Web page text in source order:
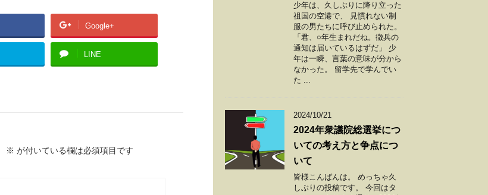
Google+
LINE
※ が付いている欄は必須項目です
少年は、久しぶりに降り立った
祖国の空港で、 見慣れない制
服の男たちに呼び止められた。
「君、○年生まれだね。徴兵の
通知は届いているはずだ」 少
年は一瞬、言葉の意味が分から
なかった。 留学先で学んでい
た ...
2024/10/21
2024年衆議院総選挙につ
いての考え方と争点につ
いて
皆様こんばんは。 めっちゃ久
しぶりの投稿です。 今回はタ